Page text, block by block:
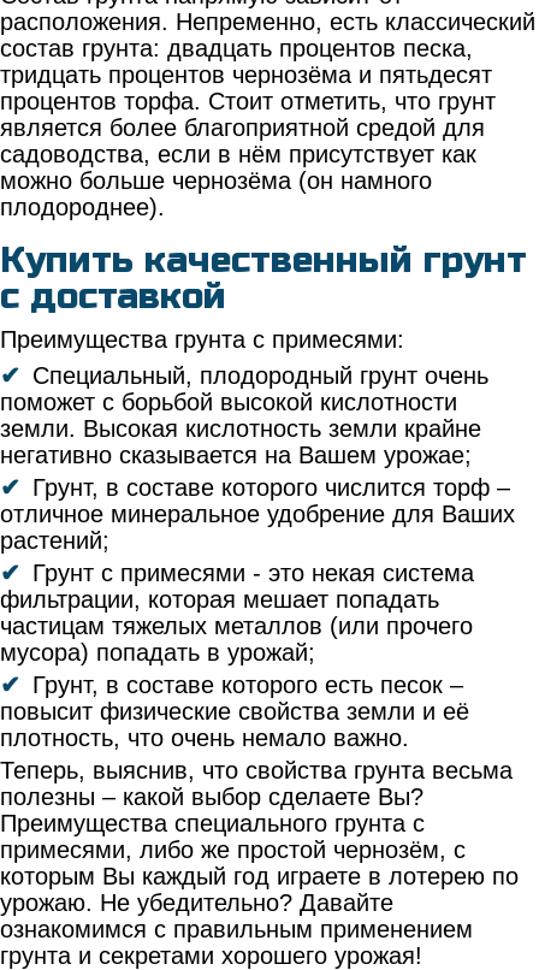
расположения. Непременно, есть классический
состав грунта: двадцать процентов песка,
тридцать процентов чернозёма и пятьдесят
процентов торфа. Стоит отметить, что грунт
является более благоприятной средой для
садоводства, если в нём присутствует как
можно больше чернозёма (он намного
плодороднее).
Купить качественный грунт
с доставкой
Преимущества грунта с примесями:
Специальный, плодородный грунт очень
поможет с борьбой высокой кислотности
земли. Высокая кислотность земли крайне
негативно сказывается на Вашем урожае;
Грунт, в составе которого числится торф –
отличное минеральное удобрение для Ваших
растений;
Грунт с примесями - это некая система
фильтрации, которая мешает попадать
частицам тяжелых металлов (или прочего
мусора) попадать в урожай;
Грунт, в составе которого есть песок –
повысит физические свойства земли и её
плотность, что очень немало важно.
Теперь, выяснив, что свойства грунта весьма
полезны – какой выбор сделаете Вы?
Преимущества специального грунта с
примесями, либо же простой чернозём, с
которым Вы каждый год играете в лотерею по
урожаю. Не убедительно? Давайте
ознакомимся с правильным применением
грунта и секретами хорошего урожая!